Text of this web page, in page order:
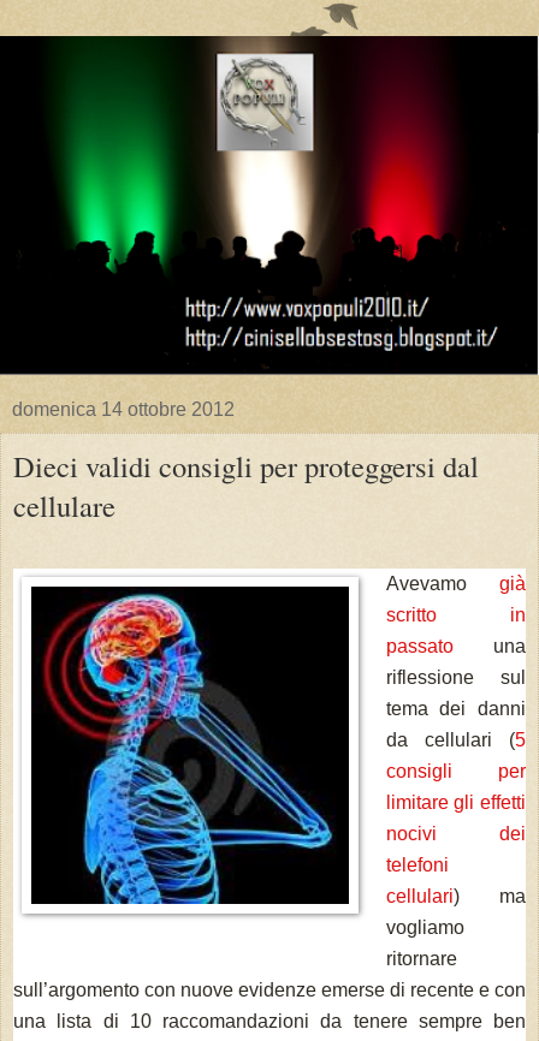
domenica 14 ottobre 2012
Dieci validi consigli per proteggersi dal
cellulare
Avevamo già
scritto in
passatouna
riflessione sul
tema dei danni
da cellulari (5
consigli per
limitare gli effetti
nocivi dei
telefoni
cellulari) ma
vogliamo
ritornare
sull’argomento con nuove evidenze emerse di recente e con
una lista di 10 raccomandazioni da tenere sempre ben